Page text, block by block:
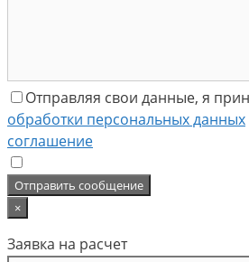
Отправляя свои данные, я
обработки персональных данных
соглашение
×
Заявка на расчет